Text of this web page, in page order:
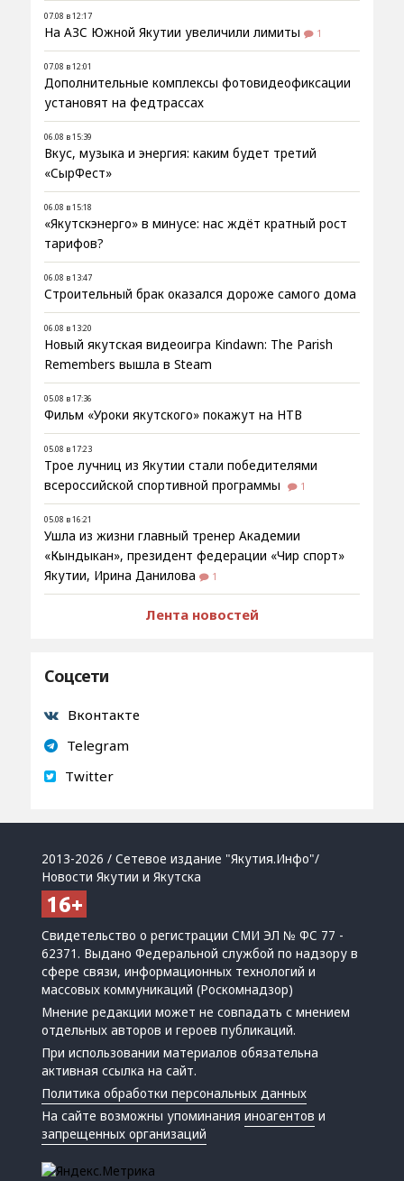
07.08 в 12:17
На АЗС Южной Якутии увеличили лимиты 1
07.08 в 12:01
Дополнительные комплексы фотовидеофиксации
установят на федтрассах
06.08 в 15:39
Вкус, музыка и энергия: каким будет третий
«СырФест»
06.08 в 15:18
«Якутскэнерго» в минусе: нас ждёт кратный рост
тарифов?
06.08 в 13:47
Строительный брак оказался дороже самого дома
06.08 в 13:20
Новый якутская видеоигра Kindawn: The Parish
Remembers вышла в Steam
05.08 в 17:36
Фильм «Уроки якутского» покажут на НТВ
05.08 в 17:23
Трое лучниц из Якутии стали победителями
всероссийской спортивной программы
1
05.08 в 16:21
Ушла из жизни главный тренер Академии
«Кындыкан», президент федерации «Чир спорт»
Якутии, Ирина Данилова
1
Лента новостей
Соцсети
Вконтакте
Telegram
Twitter
2013-2026 / Сетевое издание "Якутия.Инфо"/
Новости Якутии и Якутска
Свидетельство о регистрации СМИ ЭЛ № ФС 77 -
62371. Выдано Федеральной службой по надзору в
сфере связи, информационных технологий и
массовых коммуникаций (Роскомнадзор)
Мнение редакции может не совпадать с мнением
отдельных авторов и героев публикаций.
При использовании материалов обязательна
активная ссылка на сайт.
Политика обработки персональных данных
На сайте возможны упоминанияиноагентов и
запрещенных организаций